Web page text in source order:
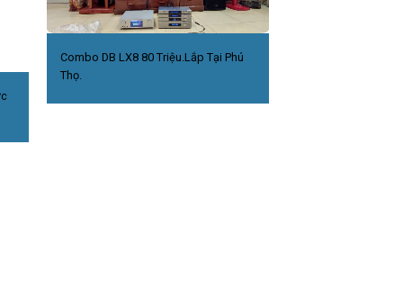
Combo DB LX8 80 Triệu.Lắp Tại Phú
Thọ.